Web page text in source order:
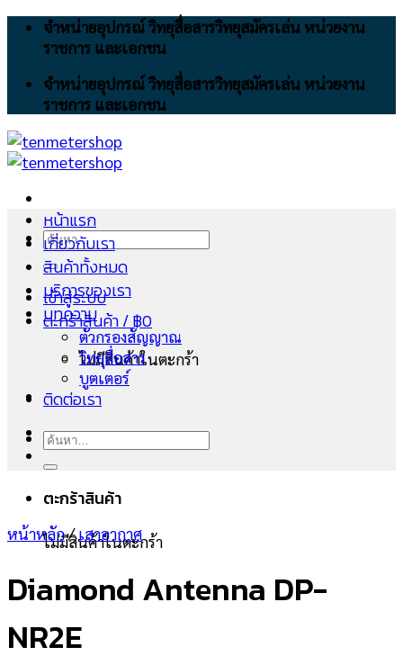
Skip
จำหน่ายอุปกรณ์ วิทยุสื่อสารวิทยุสมัครเล่น หน่วยงาน
ราชการ และเอกชน
จำหน่ายอุปกรณ์ วิทยุสื่อสารวิทยุสมัครเล่น หน่วยงาน
ราชการ และเอกชน
ค้นหา:
เข้าสู่ระบบ
ตะกร้าสินค้า /฿0
ไม่มีสินค้าในตะกร้า
ตะกร้าสินค้า
ไม่มีสินค้าในตะกร้า
หน้าแรก
เกี่ยวกับเรา
สินค้าทั้งหมด
บริการของเรา
บทความ
ตัวกรองสัญญาณ
วิทยุสื่อสาร
บูตเตอร์
ติดต่อเรา
ค้นหา:
หน้าหลัก/ เสาอากาศ
Diamond Antenna DP-
NR2E